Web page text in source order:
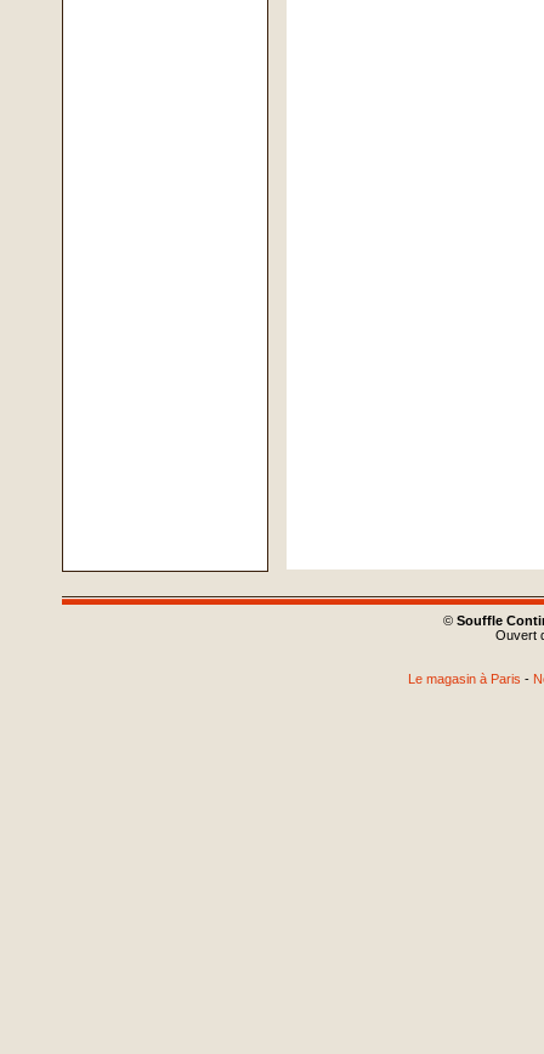
© Souffle
Ouvert
Le magasin à Paris -